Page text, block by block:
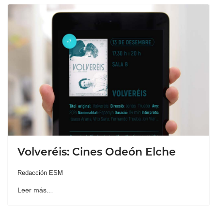
Volveréis: Cines Odeón Elche
Redacción ESM
Leer más…